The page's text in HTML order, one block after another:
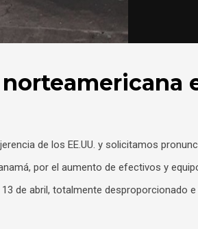
de los EE.UU. y solicitamos
por el aumento de efectivos y
de abril, totalmente desproporcionado